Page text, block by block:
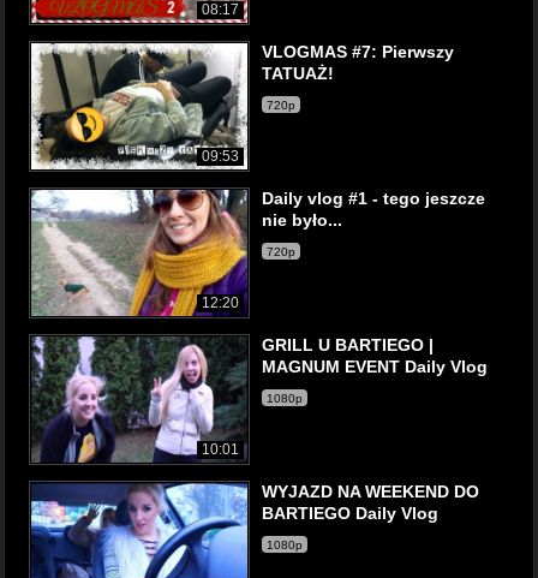
08:17
09:53
VLOGMAS #7: Pierwszy
TATUAŻ!
720p
12:20
Daily vlog #1 - tego jeszcze
nie było...
720p
10:01
GRILL U BARTIEGO |
MAGNUM EVENT Daily Vlog
1080p
WYJAZD NA WEEKEND DO
BARTIEGO Daily Vlog
1080p